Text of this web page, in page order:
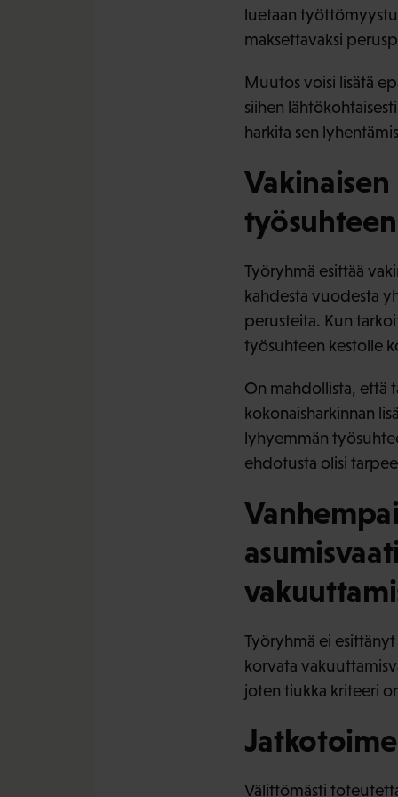
luetaan
maksettavaksi
Muutos voisi lisätä
siihen
harkita sen
Työryhmä esittää
kahdesta vuodesta
perusteita. Kun
työsuhteen kestolle
On mahdollista, että
kokonaisharkinnan
lyhyemmän
ehdotusta olisi
Työryhmä ei
korvata
joten tiukka kriteeri
Välittömästi